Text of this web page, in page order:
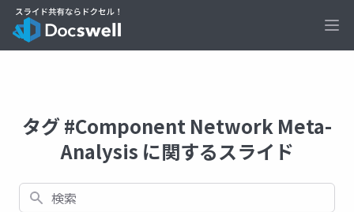
タグ #Component Network Meta-
Analysis に関するスライド
検索